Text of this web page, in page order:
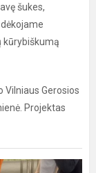
šukes,
kūrybiškumą
Vilniaus Gerosios
Projektas